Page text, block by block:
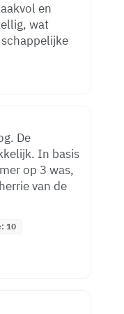
en
wat
De
In basis
op 3 was,
van de
10